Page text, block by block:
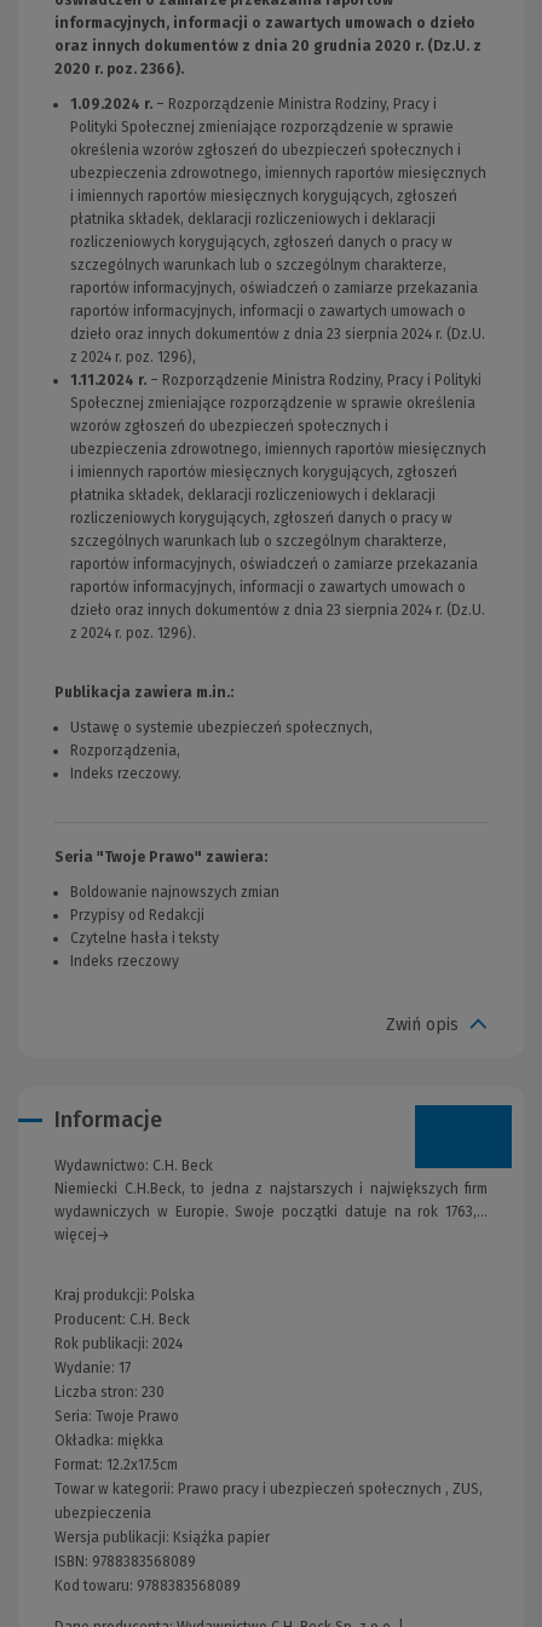
informacyjnych, informacji o zawartych umowach o dzieło
oraz innych dokumentów z dnia 20 grudnia 2020 r. (Dz.U. z
2020 r. poz. 2366).
1.09.2024 r. – Rozporządzenie Ministra Rodziny, Pracy i
Polityki Społecznej zmieniające rozporządzenie w sprawie
określenia wzorów zgłoszeń do ubezpieczeń społecznych i
ubezpieczenia zdrowotnego, imiennych raportów miesięcznych
i imiennych raportów miesięcznych korygujących, zgłoszeń
płatnika składek, deklaracji rozliczeniowych i deklaracji
rozliczeniowych korygujących, zgłoszeń danych o pracy w
szczególnych warunkach lub o szczególnym charakterze,
raportów informacyjnych, oświadczeń o zamiarze przekazania
raportów informacyjnych, informacji o zawartych umowach o
dzieło oraz innych dokumentów z dnia 23 sierpnia 2024 r. (Dz.U.
z 2024 r. poz. 1296),
1.11.2024 r. – Rozporządzenie Ministra Rodziny, Pracy i Polityki
Społecznej zmieniające rozporządzenie w sprawie określenia
wzorów zgłoszeń do ubezpieczeń społecznych i
ubezpieczenia zdrowotnego, imiennych raportów miesięcznych
i imiennych raportów miesięcznych korygujących, zgłoszeń
płatnika składek, deklaracji rozliczeniowych i deklaracji
rozliczeniowych korygujących, zgłoszeń danych o pracy w
szczególnych warunkach lub o szczególnym charakterze,
raportów informacyjnych, oświadczeń o zamiarze przekazania
raportów informacyjnych, informacji o zawartych umowach o
dzieło oraz innych dokumentów z dnia 23 sierpnia 2024 r. (Dz.U.
z 2024 r. poz. 1296).
Publikacja zawiera m.in.:
Ustawę o systemie ubezpieczeń społecznych,
Rozporządzenia,
Indeks rzeczowy.
Seria "Twoje Prawo" zawiera:
Boldowanie najnowszych zmian
Przypisy od Redakcji
Czytelne hasła i teksty
Indeks rzeczowy
Zwiń opis
Informacje
Wydawnictwo: C.H. Beck
Niemiecki C.H.Beck, to jedna z najstarszych i największych firm
wydawniczych w Europie. Swoje początki datuje na rok 1763,...
więcej→
Kraj produkcji: Polska
Producent: C.H. Beck
Rok publikacji: 2024
Wydanie: 17
Liczba stron: 230
Seria: Twoje Prawo
Okładka: miękka
Format: 12.2x17.5cm
Towar w kategorii: Prawo pracy i ubezpieczeń społecznych , ZUS,
ubezpieczenia
Wersja publikacji: Książka papier
ISBN: 9788383568089
Kod towaru: 9788383568089